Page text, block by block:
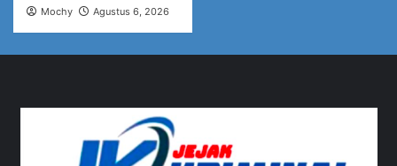
Mochy Agustus 6, 2026